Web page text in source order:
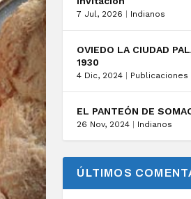
7 Jul, 2026 Indianos
OVIEDO LA CIUDAD
1930
4 Dic, 2024 Publicaciones
EL PANTEÓN DE
26 Nov, 2024 Indianos
ÚLTIMOS